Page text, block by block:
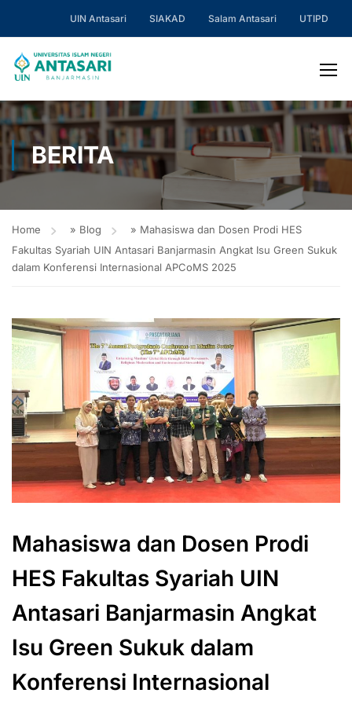
UIN Antasari SIAKAD Salam Antasari UTIPD
BERITA
Home » Blog » Mahasiswa dan Dosen Prodi HES
Fakultas Syariah UIN Antasari Banjarmasin Angkat Isu Green Sukuk
dalam Konferensi Internasional APCoMS 2025
Mahasiswa dan Dosen Prodi
HES Fakultas Syariah UIN
Antasari Banjarmasin Angkat
Isu Green Sukuk dalam
Konferensi Internasional